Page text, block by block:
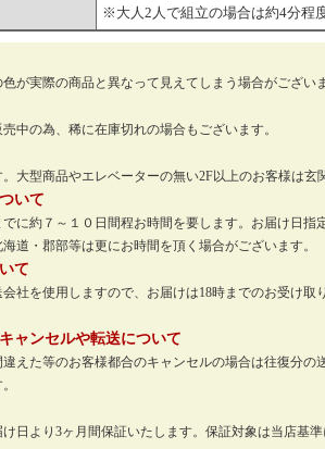
※大人2人で組立の場合は約4分程
が実際の商品と異なって見えてしまう場合がございま
中の為、稀に在庫切れの場合もございます。
大型商品やエレベーターの無い2F以上のお客様は玄
いて
に約７～１０日間程お時間を要します。お届け日
道・郡部等は更にお時間を頂く場合がございます。
て
社を使用しますので、お届けは18時までのお受け
ャンセルや転送について
えた等のお客様都合のキャンセルの場合は往復分
日より3ヶ月間保証いたします。保証対象は当店基